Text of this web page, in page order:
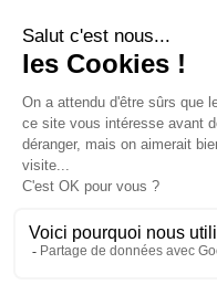
Votre compte
Informations